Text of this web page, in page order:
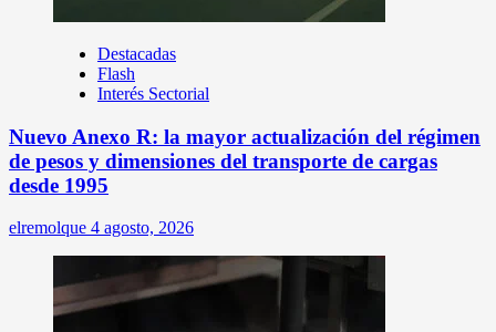
Destacadas
Flash
Interés Sectorial
Nuevo Anexo R: la mayor actualización del régimen
de pesos y dimensiones del transporte de cargas
desde 1995
elremolque 4 agosto, 2026